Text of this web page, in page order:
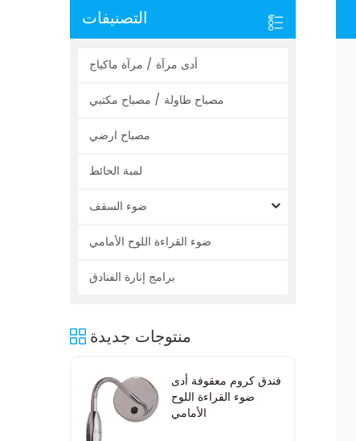
التصنيفات
أدى مرآة / مرآة ماكياج
مصباح طاولة / مصباح مكتبي
مصباح ارضي
لمبة الحائط
ضوء السقف
ضوء القراءة اللوح الأمامي
برامج إنارة الفنادق
منتوجات جديدة
فندق كروم معقوفة أدى
ضوء القراءة اللوح
الأمامي